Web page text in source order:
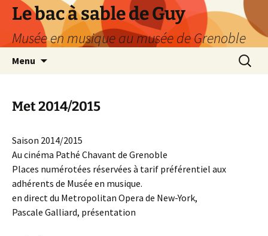
Le bac à sable de Guy
Musée en musique au musée de Grenoble
Menu
Met 2014/2015
Saison 2014/2015
Au cinéma Pathé Chavant de Grenoble
Places numérotées réservées à tarif préférentiel aux
adhérents de Musée en musique.
en direct du Metropolitan Opera de New-York,
Pascale Galliard, présentation